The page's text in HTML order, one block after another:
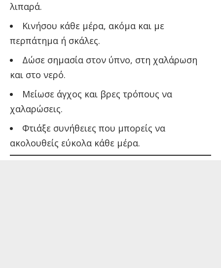
λιπαρά.
Κινήσου κάθε μέρα, ακόμα και με
περπάτημα ή σκάλες.
Δώσε σημασία στον ύπνο, στη χαλάρωση
και στο νερό.
Μείωσε άγχος και βρες τρόπους να
χαλαρώσεις.
Φτιάξε συνήθειες που μπορείς να
ακολουθείς εύκολα κάθε μέρα.